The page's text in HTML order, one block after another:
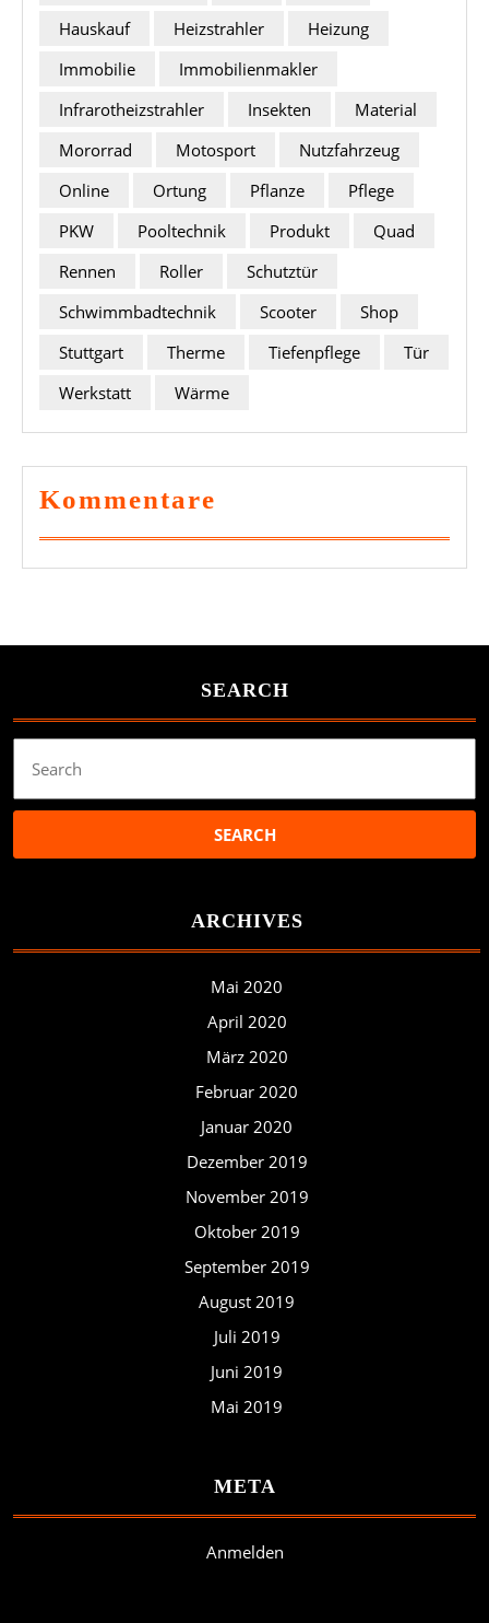
Hauskauf
Heizstrahler
Heizung
Immobilie
Immobilienmakler
Infrarotheizstrahler
Insekten
Material
Mororrad
Motosport
Nutzfahrzeug
Online
Ortung Pflanze
Pflege
PKW
Pooltechnik Produkt
Quad
Rennen
Roller
Schutztür
Schwimmbadtechnik
Scooter
Shop
Stuttgart
Therme Tiefenpflege
Tür
Werkstatt
Wärme
Kommentare
SEARCH
for:
ARCHIVES
Mai 2020
April 2020
März 2020
Februar 2020
Januar 2020
Dezember 2019
November 2019
Oktober 2019
September 2019
August 2019
Juli 2019
Juni 2019
Mai 2019
META
Anmelden